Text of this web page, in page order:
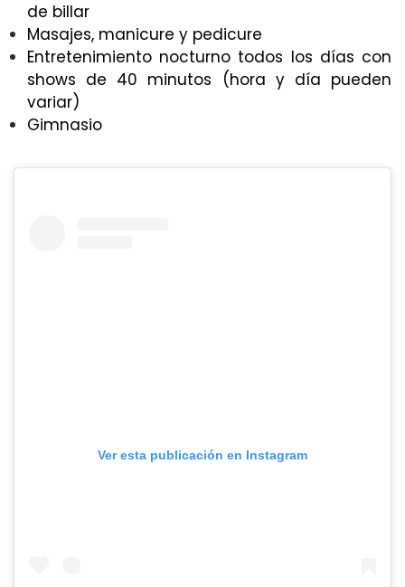
de billar
Masajes, manicure y pedicure
Entretenimiento nocturno todos los días con
shows de 40 minutos (hora y día pueden
variar)
Gimnasio
Ver esta publicación en Instagram